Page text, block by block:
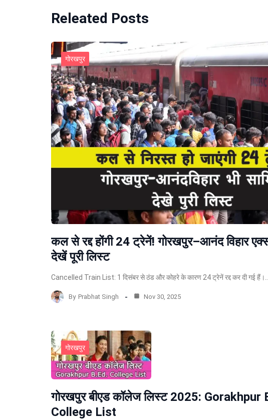
Releated Posts
गोरखपुर
कल से रद्द होंगी 24 ट्रेनें! गोरखपुर–आनंद विहार
देखें पूरी लिस्ट
Cancelled Train List: 1 दिसंबर से ठंड और कोहरे के कारण 24 ट्रेनें रद्द कर दी गई हैं।…
By Prabhat Singh Nov 30, 2025
गोरखपुर
गोरखपुर बीएड कॉलेज लिस्ट 2025: Gorakhpur
College List